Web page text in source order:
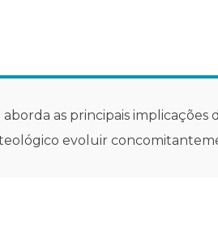
as principais
evoluir